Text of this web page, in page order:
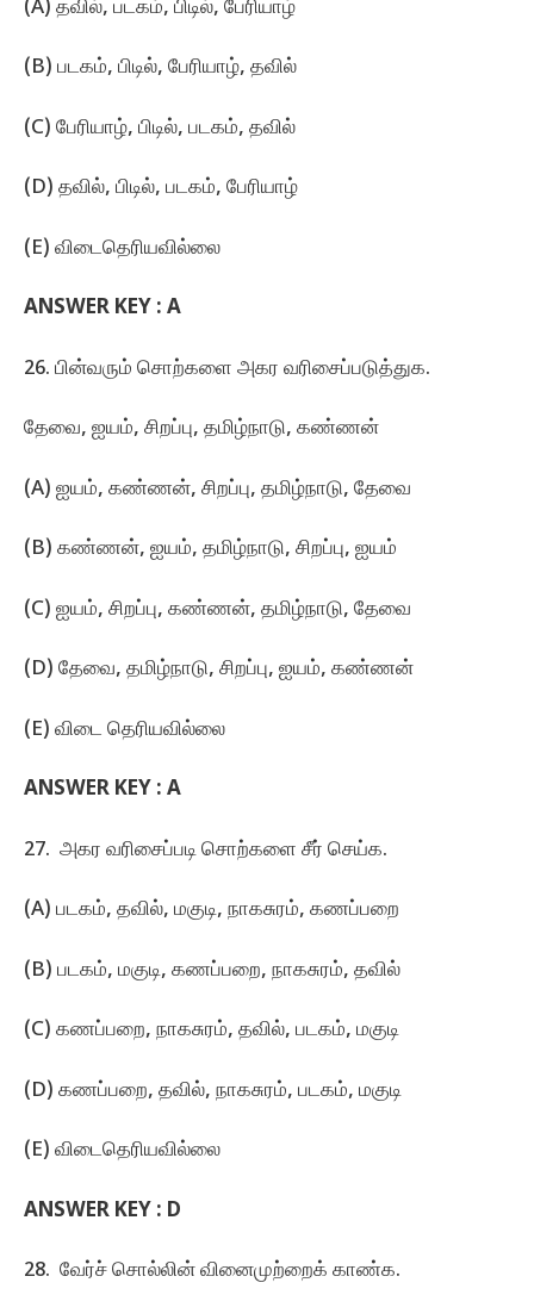
(A) தவில், படகம்‌, பிடில்‌, பேரியாழ்‌
(B) படகம்‌, பிடில்‌, பேரியாழ்‌, தவில்‌
(C) பேரியாழ்‌, பிடில்‌, படகம்‌, தவில்‌
(D) தவில்‌, பிடில்‌, படகம்‌, பேரியாழ்‌
(E) விடைதெரியவில்லை
ANSWER KEY : A
26. பின்வரும்‌ சொற்களை அகர வரிசைப்படுத்துக.
தேவை, ஐயம்‌, சிறப்பு, தமிழ்நாடு, கண்ணன்‌
(A) ஐயம், கண்ணன்‌, சிறப்பு, தமிழ்நாடு, தேவை
(B) கண்ணன்‌, ஐயம்‌, தமிழ்நாடு, சிறப்பு, ஐயம்‌
(C) ஐயம்‌, சிறப்பு, கண்ணன்‌, தமிழ்நாடு, தேவை
(D) தேவை, தமிழ்நாடு, சிறப்பு, ஐயம்‌, கண்ணன்‌
(E) விடை தெரியவில்லை
ANSWER KEY : A
27. அகர வரிசைப்படி சொற்களை சீர்‌ செய்க.
(A) படகம்‌, தவில்‌, மகுடி, நாகசுரம்‌, கணப்பறை
(B) படகம்‌, மகுடி, கணப்பறை, நாகசுரம்‌, தவில்‌
(C) கணப்பறை, நாகசுரம்‌, தவில்‌, படகம்‌, மகுடி
(D) கணப்பறை, தவில்‌, நாகசுரம்‌, படகம்‌, மகுடி
(E) விடைதெரியவில்லை
ANSWER KEY : D
28. வேர்ச்‌ சொல்லின்‌ வினைமுற்றைக்‌ காண்க.